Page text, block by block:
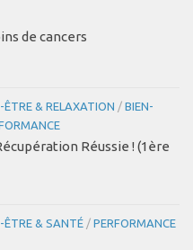
de cancers
ÊTRE & RELAXATION / BIEN-
Réussie ! (1ère
ÊTRE & SANTÉ / PERFORMANCE